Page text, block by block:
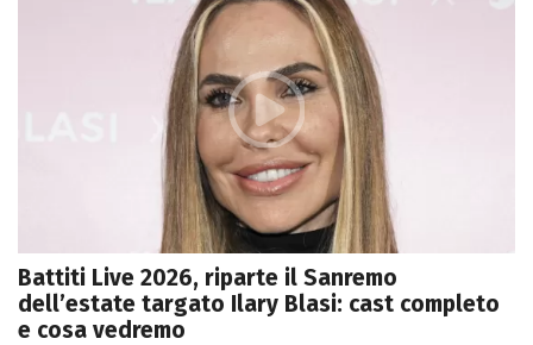
Battiti Live 2026, riparte il Sanremo
dell’estate targato Ilary Blasi: cast completo
e cosa vedremo